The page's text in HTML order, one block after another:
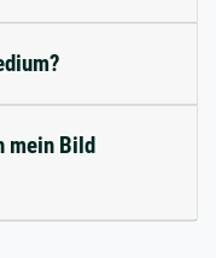
mein Bild